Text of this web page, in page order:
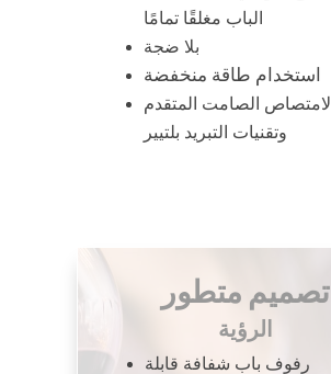
الباب مغلقًا تمامًا
بلا ضجة
استخدام طاقة منخفضة
الامتصاص الصامت المتقدم
وتقنيات التبريد بلتيير
تصميم متطور
الرؤية
رفوف باب شفافة قابلة